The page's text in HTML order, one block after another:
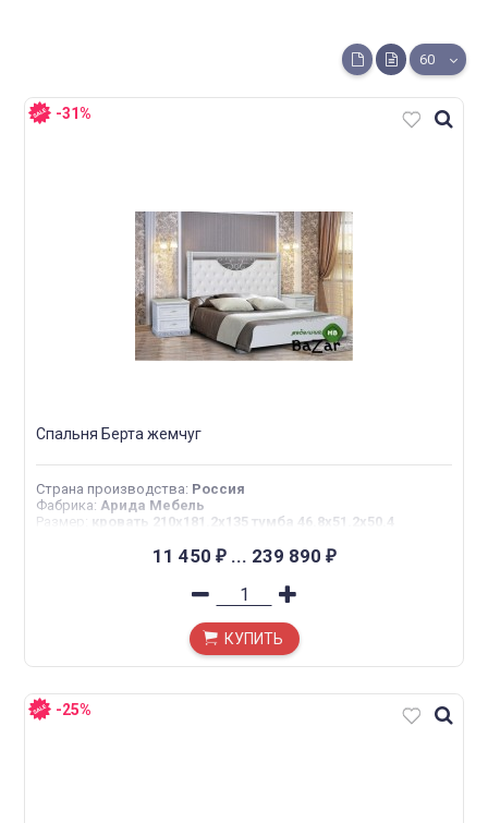
60
-31%
Спальня Берта жемчуг
Страна производства: Россия
Фабрика: Арида Мебель
Размер : кровать 210x181.2x135 тумба 46.8x51.2x50.4
5 дв 189x66.5x22511 450 ₽... 239 890 ₽
КУПИТЬ
-25%